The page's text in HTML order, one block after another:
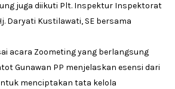
juga diikuti Plt. Inspektur Inspektorat
Daryati Kustilawati, SE bersama
acara Zoometing yang berlangsung
Gunawan PP menjelaskan esensi dari
menciptakan tata kelola